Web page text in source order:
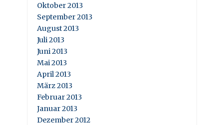
Oktober 2013
September 2013
August 2013
Juli 2013
Juni 2013
Mai 2013
April 2013
März 2013
Februar 2013
Januar 2013
Dezember 2012